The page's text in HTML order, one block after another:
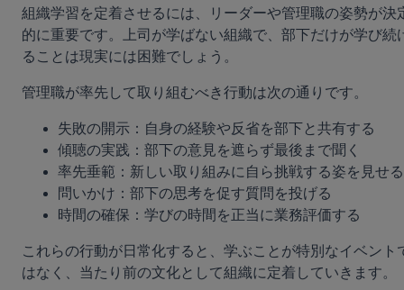
組織学習を定着させるには、リーダーや管理職の姿勢が決
的に重要です。上司が学ばない組織で、部下だけが学び続
ることは現実には困難でしょう。
管理職が率先して取り組むべき行動は次の通りです。
失敗の開示：自身の経験や反省を部下と共有する
傾聴の実践：部下の意見を遮らず最後まで聞く
率先垂範：新しい取り組みに自ら挑戦する姿を見せる
問いかけ：部下の思考を促す質問を投げる
時間の確保：学びの時間を正当に業務評価する
これらの行動が日常化すると、学ぶことが特別なイベント
はなく、当たり前の文化として組織に定着していきます。